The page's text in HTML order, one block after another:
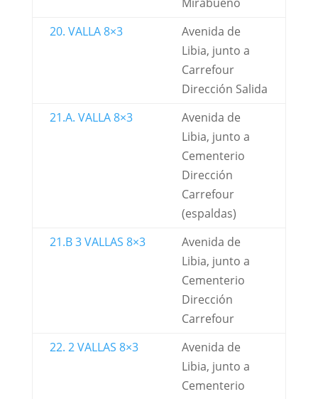
20. VALLA 8×3
Avenida de
Libia, junto a
Carrefour
Dirección Salida
21.A. VALLA 8×3
Avenida de
Libia, junto a
Cementerio
Dirección
Carrefour
(espaldas)
21.B 3 VALLAS 8×3
Avenida de
Libia, junto a
Cementerio
Dirección
Carrefour
22. 2 VALLAS 8×3
Avenida de
Libia, junto a
Cementerio